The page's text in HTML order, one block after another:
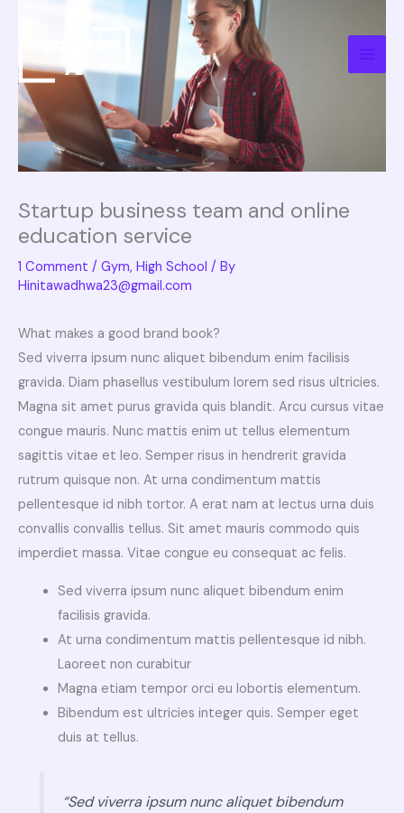
content
Startup business team and online
education service
1 Comment / Gym, High School / By
Hinitawadhwa23@gmail.com
What makes a good brand book?
Sed viverra ipsum nunc aliquet bibendum enim facilisis
gravida. Diam phasellus vestibulum lorem sed risus ultricies.
Magna sit amet purus gravida quis blandit. Arcu cursus vitae
congue mauris. Nunc mattis enim ut tellus elementum
sagittis vitae et leo. Semper risus in hendrerit gravida
rutrum quisque non. At urna condimentum mattis
pellentesque id nibh tortor. A erat nam at lectus urna duis
convallis convallis tellus. Sit amet mauris commodo quis
imperdiet massa. Vitae congue eu consequat ac felis.
Sed viverra ipsum nunc aliquet bibendum enim
facilisis gravida.
At urna condimentum mattis pellentesque id nibh.
Laoreet non curabitur
Magna etiam tempor orci eu lobortis elementum.
Bibendum est ultricies integer quis. Semper eget
duis at tellus.
“Sed viverra ipsum nunc aliquet bibendum